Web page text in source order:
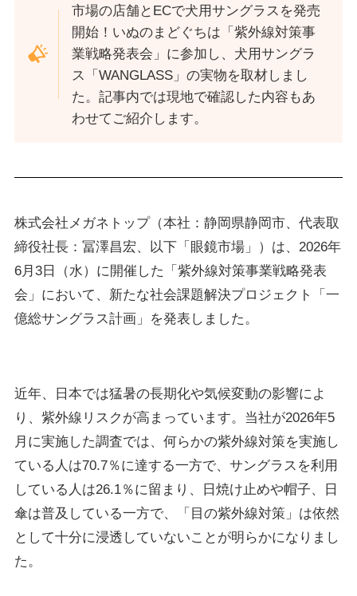
市場の店舗とECで犬用サングラスを発売
開始！いぬのまどぐちは「紫外線対策事
業戦略発表会」に参加し、犬用サングラ
ス「WANGLASS」の実物を取材しまし
た。記事内では現地で確認した内容もあ
わせてご紹介します。
株式会社メガネトップ（本社：静岡県静岡市、代表取
締役社長：冨澤昌宏、以下「眼鏡市場」）は、2026年
6月3日（水）に開催した「紫外線対策事業戦略発表
会」において、新たな社会課題解決プロジェクト「一
億総サングラス計画」を発表しました。
近年、日本では猛暑の長期化や気候変動の影響によ
り、紫外線リスクが高まっています。当社が2026年5
月に実施した調査では、何らかの紫外線対策を実施し
ている人は70.7％に達する一方で、サングラスを利用
している人は26.1％に留まり、日焼け止めや帽子、日
傘は普及している一方で、「目の紫外線対策」は依然
として十分に浸透していないことが明らかになりまし
た。